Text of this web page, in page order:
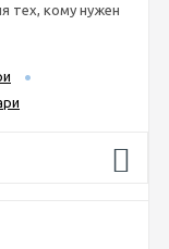
тех, кому нужен